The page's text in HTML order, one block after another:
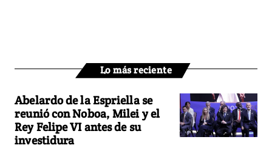
Lo más reciente
Abelardo de la Espriella se
reunió con Noboa, Milei y el
Rey Felipe VI antes de su
investidura